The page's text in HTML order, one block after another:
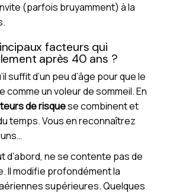
(parfois bruyamment) à la
facteurs qui
après 40 ans ?
suffit d’un peu d’âge pour que le
un voleur de sommeil. En
de risquese combinent et
temps. Vous en reconnaîtrez
d’abord, ne se contente pas de
Il modifie profondément la
supérieures. Quelques